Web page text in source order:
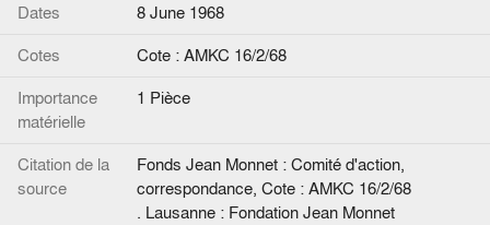
Dates
8 June 1968
Cotes
Cote : AMKC 16/2/68
Importance
matérielle
1 Pièce
Citation de la
source
Fonds Jean Monnet : Comité d'action,
correspondance, Cote : AMKC 16/2/68
. Lausanne : Fondation Jean Monnet